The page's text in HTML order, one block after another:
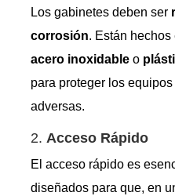
Los gabinetes deben ser
corrosión. Están
acero inoxidableo
para proteger los
adversas.
2. Acceso Rápido
El acceso rápido es
diseñados para que, en